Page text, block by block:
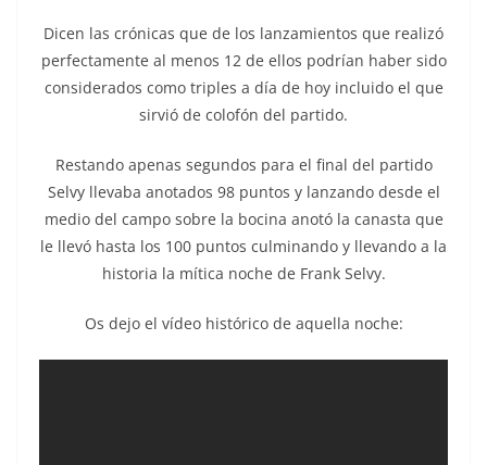
Dicen las crónicas que de los lanzamientos que realizó
perfectamente al menos 12 de ellos podrían haber sido
considerados como triples a día de hoy incluido el que
sirvió de colofón del partido.
Restando apenas segundos para el final del partido
Selvy llevaba anotados 98 puntos y lanzando desde el
medio del campo sobre la bocina anotó la canasta que
le llevó hasta los 100 puntos culminando y llevando a la
historia la mítica noche de Frank Selvy.
Os dejo el vídeo histórico de aquella noche: